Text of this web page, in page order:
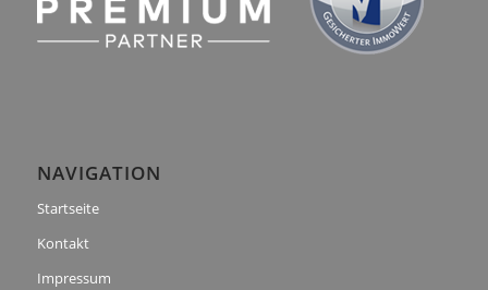
NAVIGATION
Startseite
Kontakt
Impressum